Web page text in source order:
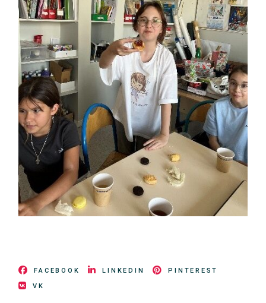
FACEBOOK LINKEDIN
PINTEREST
VK